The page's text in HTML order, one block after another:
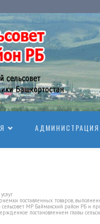
поставленных товаров,
МР Баймакский район РБ и
постановлением главы